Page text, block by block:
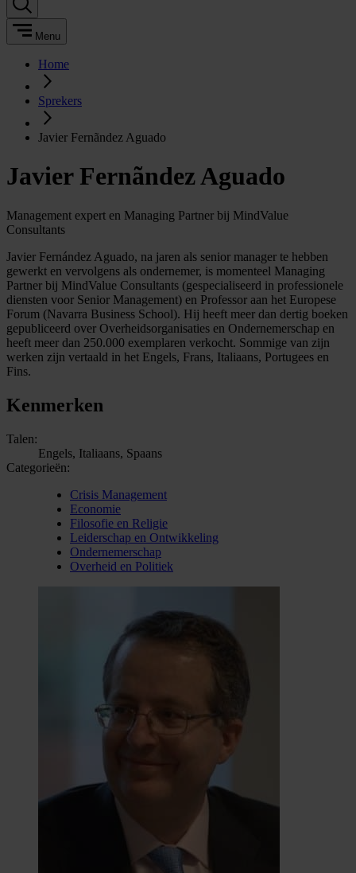
Menu
Home
Sprekers
Javier Fernãndez Aguado
Javier Fernãndez Aguado
Management expert en Managing Partner bij MindValue
Consultants
Javier Fernández Aguado, na jaren als senior manager te hebben
gewerkt en vervolgens als ondernemer, is momenteel Managing
Partner bij MindValue Consultants (gespecialiseerd in professionele
diensten voor Senior Management) en Professor aan het Europese
Forum (Navarra Business School). Hij heeft meer dan dertig boeken
gepubliceerd over Overheidsorganisaties en Ondernemerschap en
heeft meer dan 250.000 exemplaren verkocht. Sommige van zijn
werken zijn vertaald in het Engels, Frans, Italiaans, Portugees en
Fins.
Kenmerken
Talen:
Engels, Italiaans, Spaans
Categorieën:
Crisis Management
Economie
Filosofie en Religie
Leiderschap en Ontwikkeling
Ondernemerschap
Overheid en Politiek